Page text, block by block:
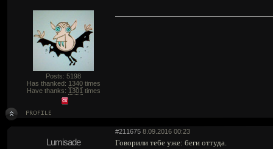
Posts: 5198
Has thanked: 1340times
Have thanks: 1301 times
#211675 8.09.2016 00:23
Lumisade Говорили тебе уже: беги оттуда.